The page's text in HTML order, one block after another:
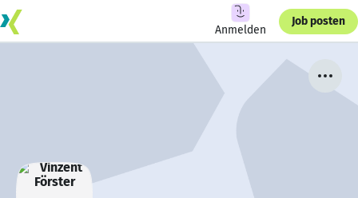
Anmelden
Job posten